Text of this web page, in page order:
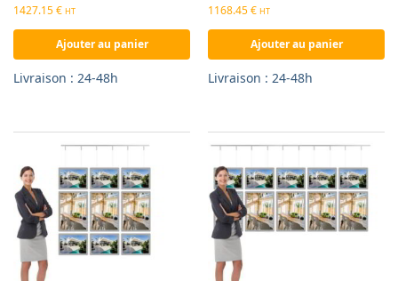
1427.15€ HT
Ajouter au panier
Livraison : 24-48h
1168.45€ HT
Ajouter au panier
Livraison : 24-48h